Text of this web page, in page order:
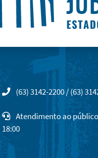
(63) 3142-2200 / (63)
Atendimento ao
18:00